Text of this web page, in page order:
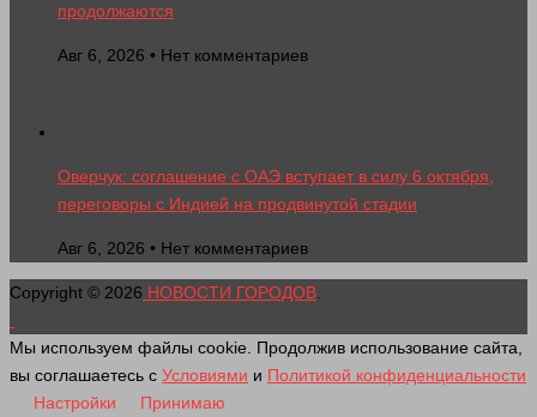
продолжаются
Авг 6, 2026 • Нет комментариев
Оверчук: соглашение с ОАЭ вступает в силу 6 октября,
переговоры с Индией на продвинутой стадии
Авг 6, 2026 • Нет комментариев
Copyright © 2026 НОВОСТИ ГОРОДОВ.
Мы используем файлы cookie. Продолжив использование сайта,
вы соглашаетесь с Условиями и Политикой конфиденциальности
Настройки
Принимаю